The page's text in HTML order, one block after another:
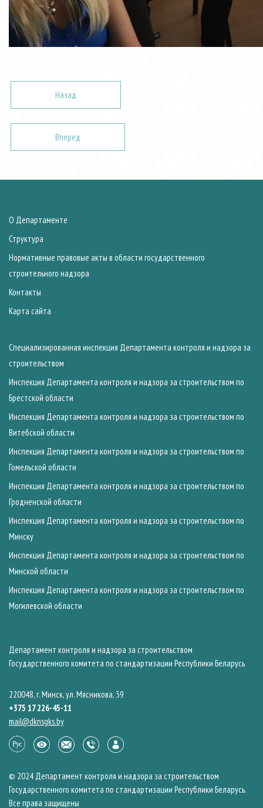
Назад
Вперед
О Департаменте
Структура
Нормативные правовые акты в области государственного
строительного надзора
Контакты
Карта сайта
Специализированная инспекция Департамента контроля и надзора за
строительством
Инспекция Департамента контроля и надзора за строительством по
Брестской области
Инспекция Департамента контроля и надзора за строительством по
Витебской области
Инспекция Департамента контроля и надзора за строительством по
Гомельской области
Инспекция Департамента контроля и надзора за строительством по
Гродненской области
Инспекция Департамента контроля и надзора за строительством по
Минску
Инспекция Департамента контроля и надзора за строительством по
Минской области
Инспекция Департамента контроля и надзора за строительством по
Могилевской области
Департамент контроля и надзора за строительством
Государственного комитета по стандартизации Республики Беларусь
220048, г. Минск, ул. Мясникова, 39
+375 17 226-45-11
mail@dknsgks.by
© 2024 Департамент контроля и надзора за строительством
Государственного комитета по стандартизации Республики Беларусь.
Все права защищены